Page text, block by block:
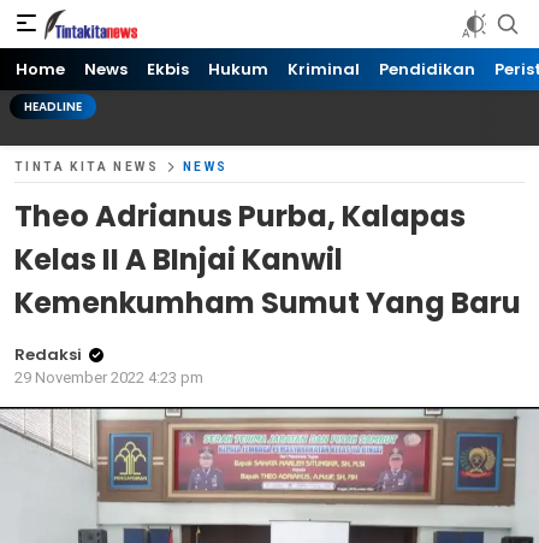
Tinta kita News
Informasi Terkini
Home News Ekbis Hukum Kriminal Pendidikan
HEADLINE
TINTA KITA NEWS NEWS
Theo Adrianus Purba, Kalapas
Kelas II A BInjai Kanwil
Kemenkumham Sumut Yang Baru
Redaksi
29 November 2022 4:23 pm